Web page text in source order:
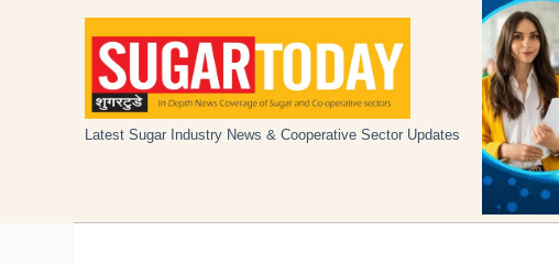
Latest Sugar Industry News & Cooperative Sector Updates